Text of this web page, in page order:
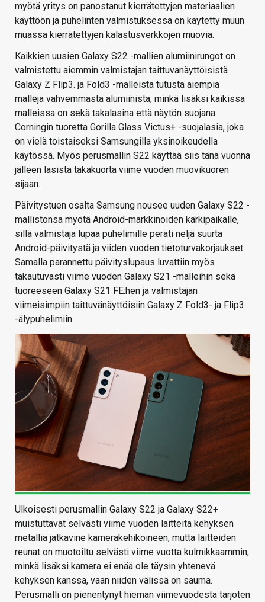
myötä yritys on panostanut kierrätettyjen materiaalien
käyttöön ja puhelinten valmistuksessa on käytetty muun
muassa kierrätettyjen kalastusverkkojen muovia.
Kaikkien uusien Galaxy S22 -mallien alumiinirungot on
valmistettu aiemmin valmistajan taittuvanäyttöisistä
Galaxy Z Flip3. ja Fold3 -malleista tutusta aiempia
malleja vahvemmasta alumiinista, minkä lisäksi kaikissa
malleissa on sekä takalasina että näytön suojana
Corningin tuoretta Gorilla Glass Victus+ -suojalasia, joka
on vielä toistaiseksi Samsungilla yksinoikeudella
käytössä. Myös perusmallin S22 käyttää siis tänä vuonna
jälleen lasista takakuorta viime vuoden muovikuoren
sijaan.
Päivitystuen osalta Samsung nousee uuden Galaxy S22 -
mallistonsa myötä Android-markkinoiden kärkipaikalle,
sillä valmistaja lupaa puhelimille peräti neljä suurta
Android-päivitystä ja viiden vuoden tietoturvakorjaukset.
Samalla parannettu päivityslupaus luvattiin myös
takautuvasti viime vuoden Galaxy S21 -malleihin sekä
tuoreeseen Galaxy S21 FE:hen ja valmistajan
viimeisimpiin taittuvänäyttöisiin Galaxy Z Fold3- ja Flip3
-älypuhelimiin.
Ulkoisesti perusmallin Galaxy S22 ja Galaxy S22+
muistuttavat selvästi viime vuoden laitteita kehyksen
metallia jatkavine kamerakehikoineen, mutta laitteiden
reunat on muotoiltu selvästi viime vuotta kulmikkaammin,
minkä lisäksi kamera ei enää ole täysin yhtenevä
kehyksen kanssa, vaan niiden välissä on sauma.
Perusmalli on pienentynyt hieman viimevuodesta tarjoten